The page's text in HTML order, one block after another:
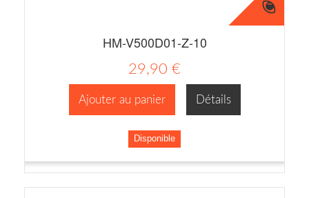
HM-V500D01-Z-10
29,90 €
Ajouter au panier Détails
Disponible